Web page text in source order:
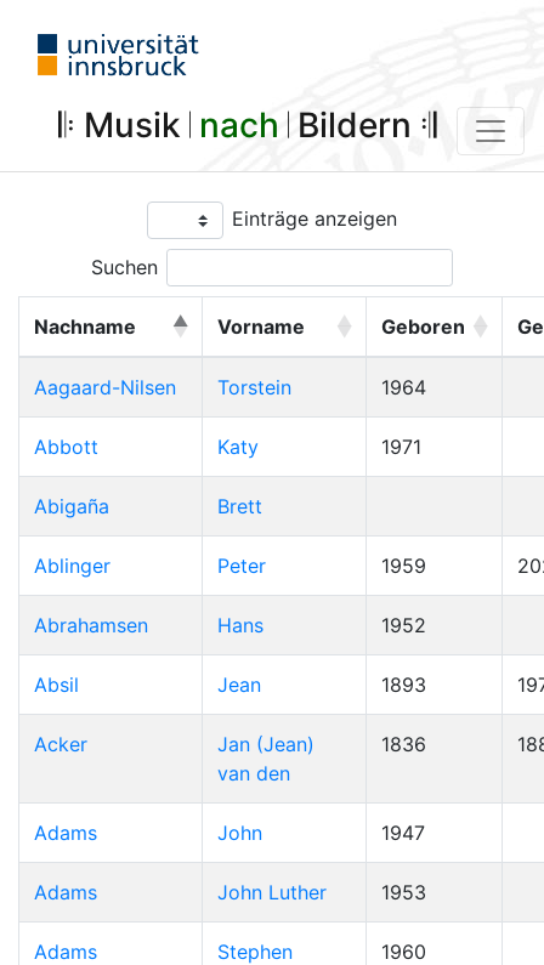
𝄆 Musik 𝄀 nach 𝄀 Bildern 𝄇
Einträge anzeigen
Suchen
Nachname Vorname Geboren
Aagaard-Nilsen Torstein 1964
Abbott Katy 1971
Abigaña Brett
Ablinger Peter 1959
Abrahamsen Hans 1952
Absil Jean 1893
Acker
Jan (Jean)
van den
1836
Adams John 1947
Adams John Luther 1953
Adams Stephen 1960